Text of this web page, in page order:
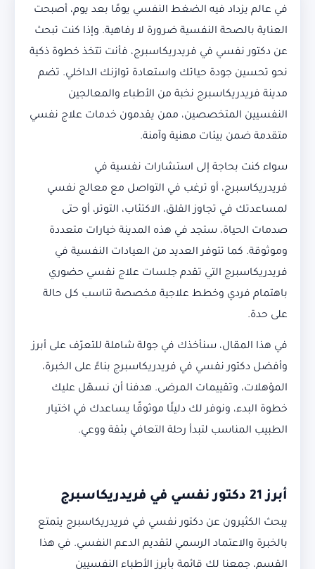
في عالم يزداد فيه الضغط النفسي يومًا بعد يوم، أصبحت
العناية بالصحة النفسية ضرورة لا رفاهية. وإذا كنت تبحث
عن دكتور نفسي في فريدريكاسبرج، فأنت تتخذ خطوة ذكية
نحو تحسين جودة حياتك واستعادة توازنك الداخلي. تضم
مدينة فريدريكاسبرج نخبة من الأطباء والمعالجين
النفسيين المتخصصين، ممن يقدمون خدمات علاج نفسي
متقدمة ضمن بيئات مهنية وآمنة.
سواء كنت بحاجة إلى استشارات نفسية في
فريدريكاسبرج، أو ترغب في التواصل مع معالج نفسي
لمساعدتك في تجاوز القلق، الاكتئاب، التوتر، أو حتى
صدمات الحياة، ستجد في هذه المدينة خيارات متعددة
وموثوقة. كما تتوفر العديد من العيادات النفسية في
فريدريكاسبرج التي تقدم جلسات علاج نفسي حضوري
باهتمام فردي وخطط علاجية مخصصة تناسب كل حالة
على حدة.
في هذا المقال، سنأخذك في جولة شاملة للتعرّف على أبرز
وأفضل دكتور نفسي في فريدريكاسبرج بناءً على الخبرة،
المؤهلات، وتقييمات المرضى. هدفنا أن نسهّل عليك
خطوة البدء، ونوفر لك دليلًا موثوقًا يساعدك في اختيار
الطبيب المناسب لتبدأ رحلة التعافي بثقة ووعي.
أبرز 21 دكتور نفسي في فريدريكاسبرج
يبحث الكثيرون عن دكتور نفسي في فريدريكاسبرج يتمتع
بالخبرة والاعتماد الرسمي لتقديم الدعم النفسي. في هذا
القسم، جمعنا لك قائمة بأبرز الأطباء النفسيين